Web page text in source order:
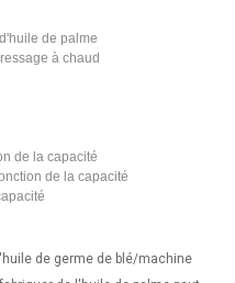
de palme
à chaud
de la capacité
de la capacité
de germe de blé/machine